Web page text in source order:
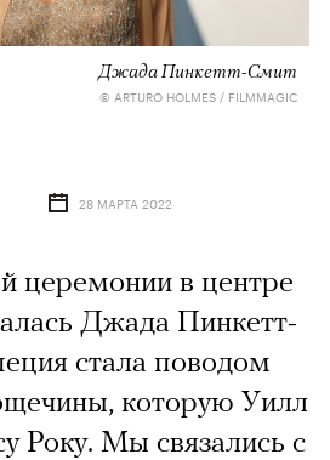
Джада Пинкетт-Смит
© ARTURO HOLMES / FILMMAGIC
28 МАРТА 2022
церемонии в центре
Джада Пинкетт-
стала поводом
которую Уилл
Року. Мы связались с